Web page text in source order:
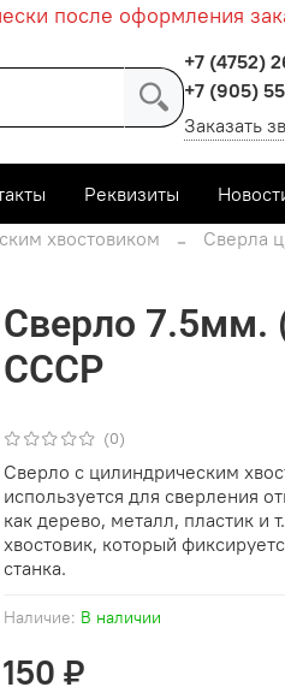
после оформления
+7 (4752)
+7 (905)
Заказать
Реквизиты
хвостовиком Сверла
(0)
Наличие: В наличии
Сверло 7.5мм.
СССР
150 ₽
Сверло с цилиндрическим
используется для сверления
как дерево, металл, пластик и
хвостовик, который
станка.